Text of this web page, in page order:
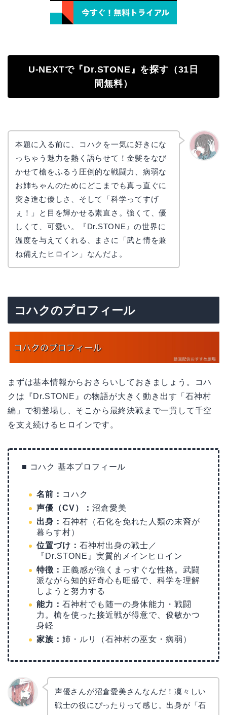
U-NEXTで『Dr.STONE』を探す（31日
間無料）
本題に入る前に、コハクを一気に好きにな
っちゃう魅力を熱く語らせて！金髪をなび
かせて槍をふるう圧倒的な戦闘力、病弱な
お姉ちゃんのためにどこまでも真っ直ぐに
突き進む優しさ、そして「科学ってすげ
ぇ！」と目を輝かせる素直さ。強くて、優
しくて、可愛い。『Dr.STONE』の世界に
温度を与えてくれる、まさに「武と情を兼
ね備えたヒロイン」なんだよ。
コハクのプロフィール
まずは基本情報からおさらいしておきましょう。コハ
クは『Dr.STONE』の物語が大きく動き出す「石神村
編」で初登場し、そこから最終決戦まで一貫して千空
を支え続けるヒロインです。
■ コハク 基本プロフィール
名前： コハク
声優（CV）： 沼倉愛美
出身： 石神村（石化を免れた人類の末裔が
暮らす村）
位置づけ： 石神村出身の戦士／
『Dr.STONE』実質的メインヒロイン
特徴： 正義感が強くまっすぐな性格。武闘
派ながら知的好奇心も旺盛で、科学を理解
しようと努力する
能力： 石神村でも随一の身体能力・戦闘
力。槍を使った接近戦が得意で、俊敏かつ
身軽
家族： 姉・ルリ（石神村の巫女・病弱）
声優さんが沼倉愛美さんなんだ！凜々しい
戦士の役にぴったりって感じ。出身が「石